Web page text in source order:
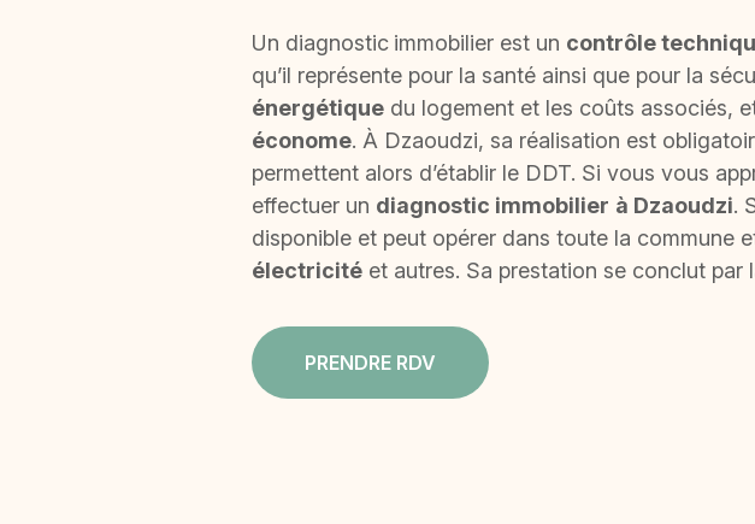
Un diagnostic immobilier est un contrôle
qu’il représente pour la santé ainsi que pour la
énergétiquedu logement et les coûts associés,
économe. À Dzaoudzi, sa réalisation est
permettent alors d’établir le DDT. Si vous vous
effectuer un diagnostic immobilier à Dzaoudzi.
disponible et peut opérer dans toute la commune
électricitéet autres. Sa prestation se conclut par
PRENDRE RDV